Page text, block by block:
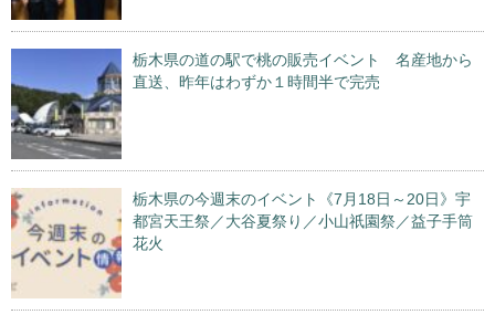
栃木県の道の駅で桃の販売イベント 名産地から
直送、昨年はわずか１時間半で完売
栃木県の今週末のイベント《7月18日～20日》宇
都宮天王祭／大谷夏祭り／小山祇園祭／益子手筒
花火